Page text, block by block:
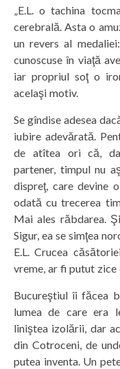
„E.L. o tachina
cerebrală. Asta o
un revers al
cunoscuse în viaţă
iar propriul soţ o
acelaşi motiv.
Se gîndise adesea
iubire adevărată.
de atîtea ori că,
partener, timpul nu
dispreţ, care devine
odată cu trecerea
Mai ales răbdarea.
Sigur, ea se simţea
E.L. Crucea
vreme, ar fi putut zice
Bucureştiul îi făcea
lumea de care era
liniştea izolării, dar
din Cotroceni, de
putea inventa. Un